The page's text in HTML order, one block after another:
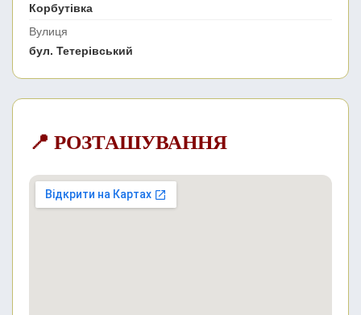
Корбутівка
Вулиця
бул. Тетерівський
📍 РОЗТАШУВАННЯ